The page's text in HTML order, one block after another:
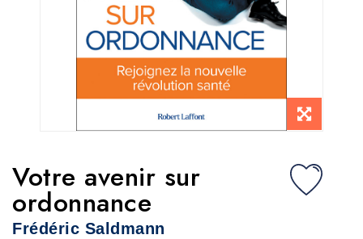
Votre avenir sur
ordonnance
Frédéric Saldmann